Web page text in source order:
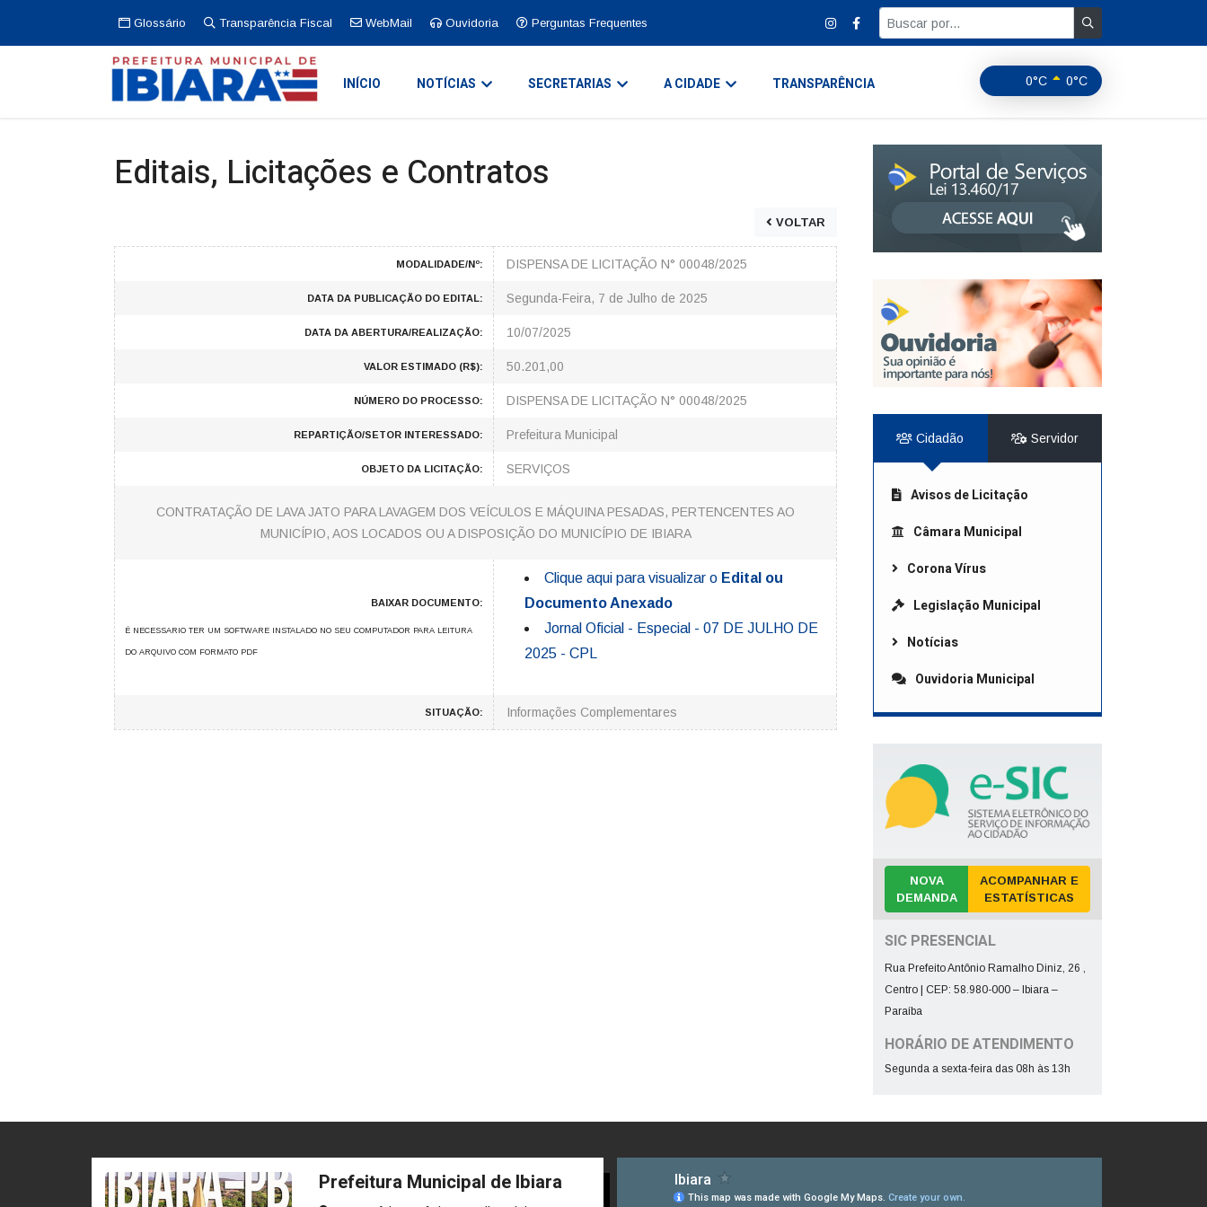
Glossário Transparência Fiscal WebMail Ouvidoria Perguntas Frequentes
0°C 0°C
INÍCIO NOTÍCIAS SECRETARIAS A CIDADE TRANSPARÊNCIA
Editais, Licitações e Contratos
VOLTAR
MODALIDADE/Nº: DISPENSA DE LICITAÇÃO N° 00048/2025
DATA DA PUBLICAÇÃO DO EDITAL: Segunda-Feira, 7 de Julho de 2025
DATA DA ABERTURA/REALIZAÇÃO: 10/07/2025
VALOR ESTIMADO (R$): 50.201,00
NÚMERO DO PROCESSO: DISPENSA DE LICITAÇÃO N° 00048/2025
REPARTIÇÃO/SETOR INTERESSADO: Prefeitura Municipal
OBJETO DA LICITAÇÃO: SERVIÇOS
CONTRATAÇÃO DE LAVA JATO PARA LAVAGEM DOS VEÍCULOS E MÁQUINA PESADAS, PERTENCENTES AO
MUNICÍPIO, AOS LOCADOS OU A DISPOSIÇÃO DO MUNICÍPIO DE IBIARA
BAIXAR DOCUMENTO:
É NECESSARIO TER UM SOFTWARE INSTALADO NO SEU COMPUTADOR PARA LEITURA
DO ARQUIVO COM FORMATO PDF
Clique aqui para visualizar o Edital ou
Documento Anexado
Jornal Oficial - Especial - 07 DE JULHO DE
2025 - CPL
SITUAÇÃO: Informações Complementares
Cidadão Servidor
Avisos de Licitação
Câmara Municipal
Corona Vírus
Legislação Municipal
Notícias
Ouvidoria Municipal
NOVA
DEMANDA
ACOMPANHAR E
ESTATÍSTICAS
SIC PRESENCIAL
Rua Prefeito Antônio Ramalho Diniz, 26 ,
Centro | CEP: 58.980-000 – Ibiara –
Paraíba
HORÁRIO DE ATENDIMENTO
Segunda a sexta-feira das 08h às 13h
Prefeitura Municipal de Ibiara